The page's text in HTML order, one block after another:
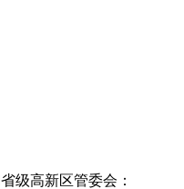
级高新区管委会：